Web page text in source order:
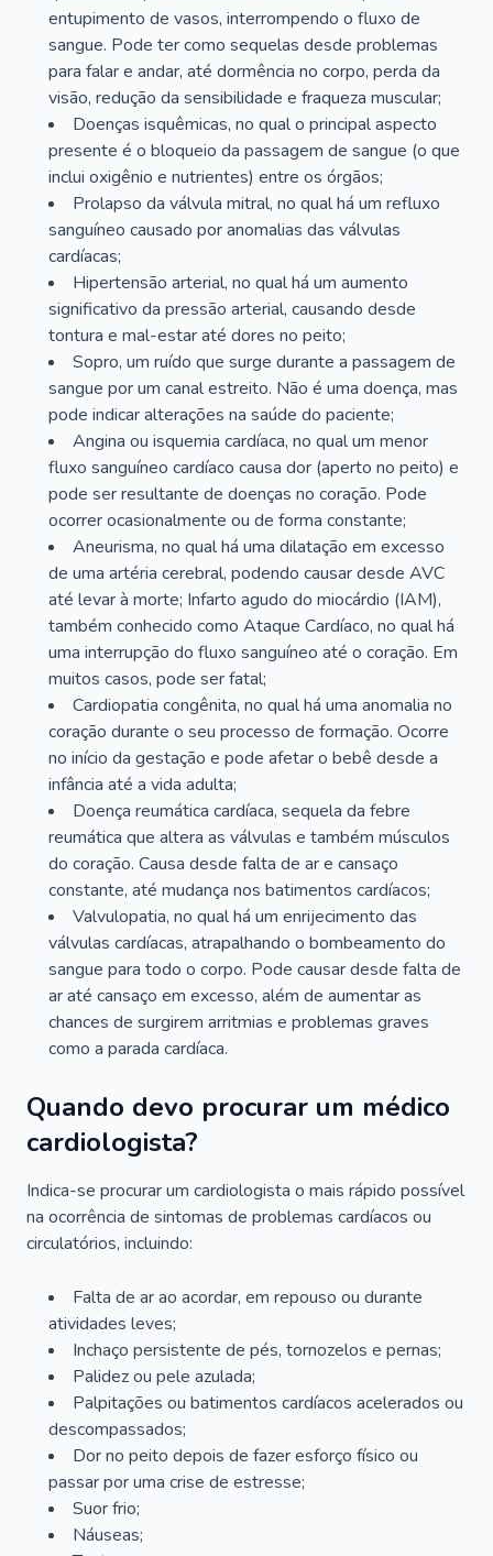
entupimento de vasos, interrompendo o fluxo de
sangue. Pode ter como sequelas desde problemas
para falar e andar, até dormência no corpo, perda da
visão, redução da sensibilidade e fraqueza muscular;
Doenças isquêmicas, no qual o principal aspecto
presente é o bloqueio da passagem de sangue (o que
inclui oxigênio e nutrientes) entre os órgãos;
Prolapso da válvula mitral, no qual há um refluxo
sanguíneo causado por anomalias das válvulas
cardíacas;
Hipertensão arterial, no qual há um aumento
significativo da pressão arterial, causando desde
tontura e mal-estar até dores no peito;
Sopro, um ruído que surge durante a passagem de
sangue por um canal estreito. Não é uma doença, mas
pode indicar alterações na saúde do paciente;
Angina ou isquemia cardíaca, no qual um menor
fluxo sanguíneo cardíaco causa dor (aperto no peito) e
pode ser resultante de doenças no coração. Pode
ocorrer ocasionalmente ou de forma constante;
Aneurisma, no qual há uma dilatação em excesso
de uma artéria cerebral, podendo causar desde AVC
até levar à morte; Infarto agudo do miocárdio (IAM),
também conhecido como Ataque Cardíaco, no qual há
uma interrupção do fluxo sanguíneo até o coração. Em
muitos casos, pode ser fatal;
Cardiopatia congênita, no qual há uma anomalia no
coração durante o seu processo de formação. Ocorre
no início da gestação e pode afetar o bebê desde a
infância até a vida adulta;
Doença reumática cardíaca, sequela da febre
reumática que altera as válvulas e também músculos
do coração. Causa desde falta de ar e cansaço
constante, até mudança nos batimentos cardíacos;
Valvulopatia, no qual há um enrijecimento das
válvulas cardíacas, atrapalhando o bombeamento do
sangue para todo o corpo. Pode causar desde falta de
ar até cansaço em excesso, além de aumentar as
chances de surgirem arritmias e problemas graves
como a parada cardíaca.
Quando devo procurar um médico
cardiologista?
Indica-se procurar um cardiologista o mais rápido possível
na ocorrência de sintomas de problemas cardíacos ou
circulatórios, incluindo:
Falta de ar ao acordar, em repouso ou durante
atividades leves;
Inchaço persistente de pés, tornozelos e pernas;
Palidez ou pele azulada;
Palpitações ou batimentos cardíacos acelerados ou
descompassados;
Dor no peito depois de fazer esforço físico ou
passar por uma crise de estresse;
Suor frio;
Náuseas;